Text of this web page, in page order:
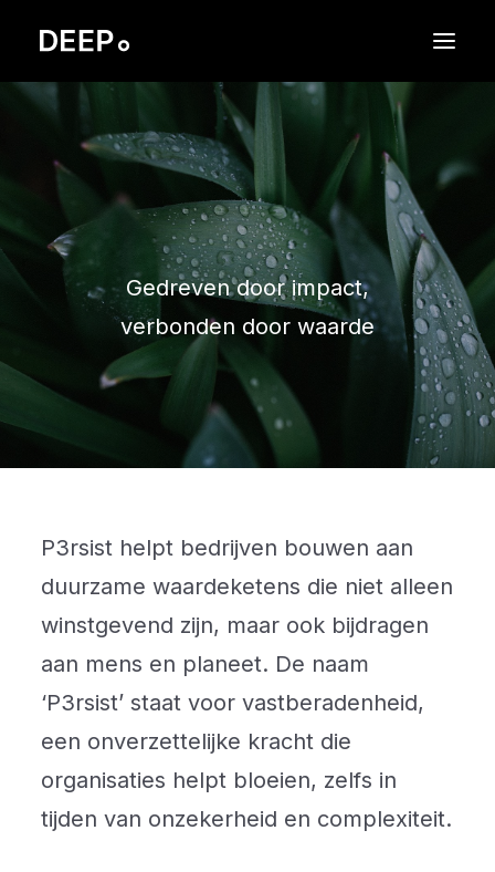
WORK
ABOUT
CONTACT
P3rsist
Gedreven door impact,
verbonden door waarde
P3rsist helpt bedrijven bouwen aan
duurzame waardeketens die niet alleen
winstgevend zijn, maar ook bijdragen
aan mens en planeet. De naam
‘P3rsist’ staat voor vastberadenheid,
een onverzettelijke kracht die
organisaties helpt bloeien, zelfs in
tijden van onzekerheid en complexiteit.